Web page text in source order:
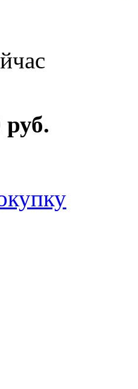
руб.